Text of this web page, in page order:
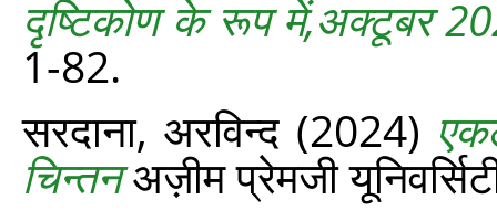
दृष्टिकोण के रूप में,अक्टूबर
1-82.
सरदाना, अरविन्द (2024)
चिन्तनअज़ीम प्रेमजी